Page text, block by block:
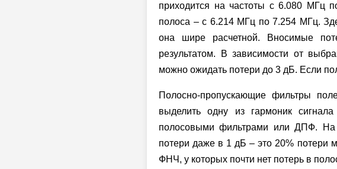
приходится на частоты с 6.080 МГц
полоса – с 6.214 МГц по 7.254 МГц.
она шире расчетной. Вносимые
результатом. В зависимости от
можно ожидать потери до 3 дБ. Если
Полосно-пропускающие фильтры
выделить одну из гармоник
полосовыми фильтрами или ДПФ. На
потери даже в 1 дБ – это 20% потери
ФНЧ, у которых почти нет потерь в